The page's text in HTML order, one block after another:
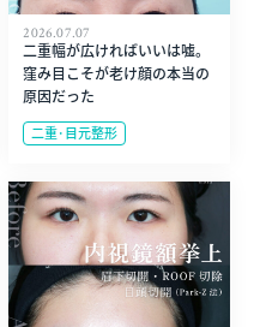
2026.07.07
二重幅が広ければいいは嘘。
窪み目こそが老け顔の本当の
原因だった
二重･目元整形